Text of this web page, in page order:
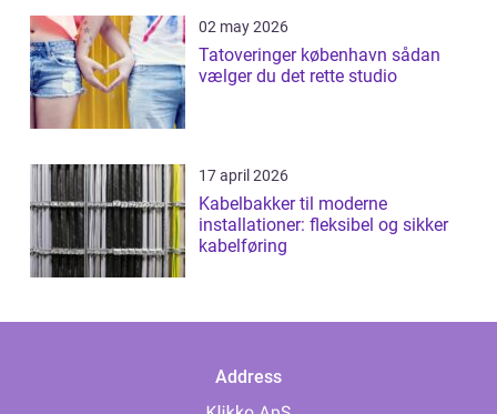
02 may 2026
Tatoveringer københavn sådan
vælger du det rette studio
17 april 2026
Kabelbakker til moderne
installationer: fleksibel og sikker
kabelføring
Address